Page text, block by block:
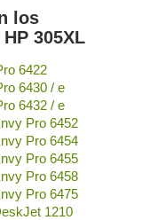
los
305XL
6422
6430 / e
6432 / e
Pro 6452
Pro 6454
Pro 6455
Pro 6458
Pro 6475
1210